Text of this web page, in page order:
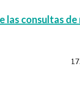
las consultas